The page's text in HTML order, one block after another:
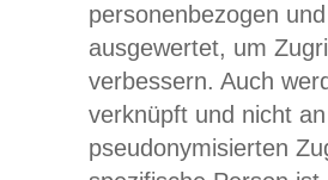
personenbezogen
ausgewertet, um
verbessern. Auch
verknüpft und nicht
pseudonymisierten